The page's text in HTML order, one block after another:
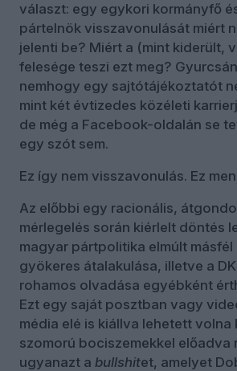
választ: egy egykori kormányfő
pártelnök visszavonulását miért
jelenti be? Miért a (mint kiderült,
felesége teszi ezt meg?
nemhogy egy sajtótájékoztatót
mint két évtizedes közéleti
de még a Facebook-oldalán se
egy szót sem.
Ez így nem visszavonulás. Ez
Az előbbi egy racionális,
mérlegelés során kiérlelt döntés
magyar pártpolitika elmúlt
gyökeres átalakulása, illetve a
rohamos olvadása egyébként
Ezt egy saját posztban vagy
média elé is kiállva lehetett volna
szomorú bociszemekkel előadva
ugyanazt a bullshitet, amelyet